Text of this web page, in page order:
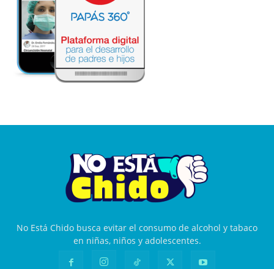
No Está Chido busca evitar el consumo de alcohol y tabaco
en niñas, niños y adolescentes.